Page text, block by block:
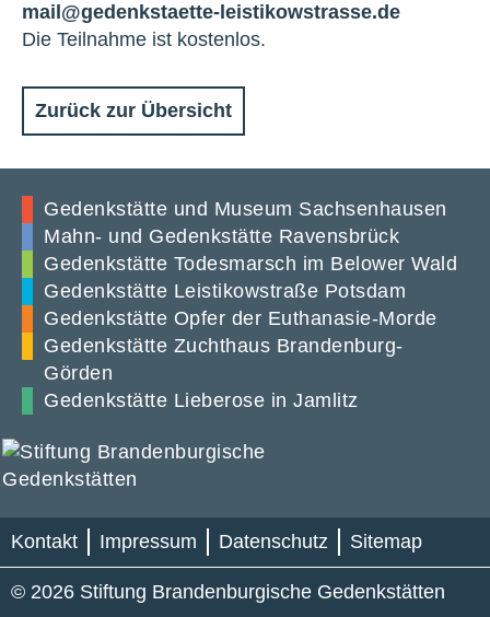
mail@gedenkstaette-leistikowstrasse.de
Die Teilnahme ist kostenlos.
Zurück zur Übersicht
Gedenkstätte und Museum Sachsenhausen
Mahn- und Gedenkstätte Ravensbrück
Gedenkstätte Todesmarsch im Belower Wald
Gedenkstätte Leistikowstraße Potsdam
Gedenkstätte Opfer der Euthanasie-Morde
Gedenkstätte Zuchthaus Brandenburg-
Görden
Gedenkstätte Lieberose in Jamlitz
Kontakt Impressum Datenschutz Sitemap
© 2026 Stiftung Brandenburgische Gedenkstätten